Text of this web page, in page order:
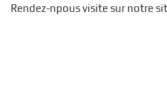
Rendez-npous visite sur notre